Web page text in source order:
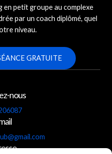
en petit groupe au complexe
par un coach diplômé, quel
niveau.
GRATUITE
nous